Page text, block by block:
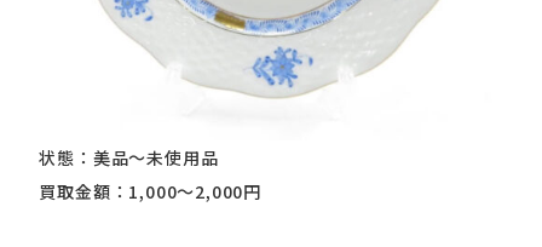
状態：美品～未使用品
買取金額：1,000～2,000円